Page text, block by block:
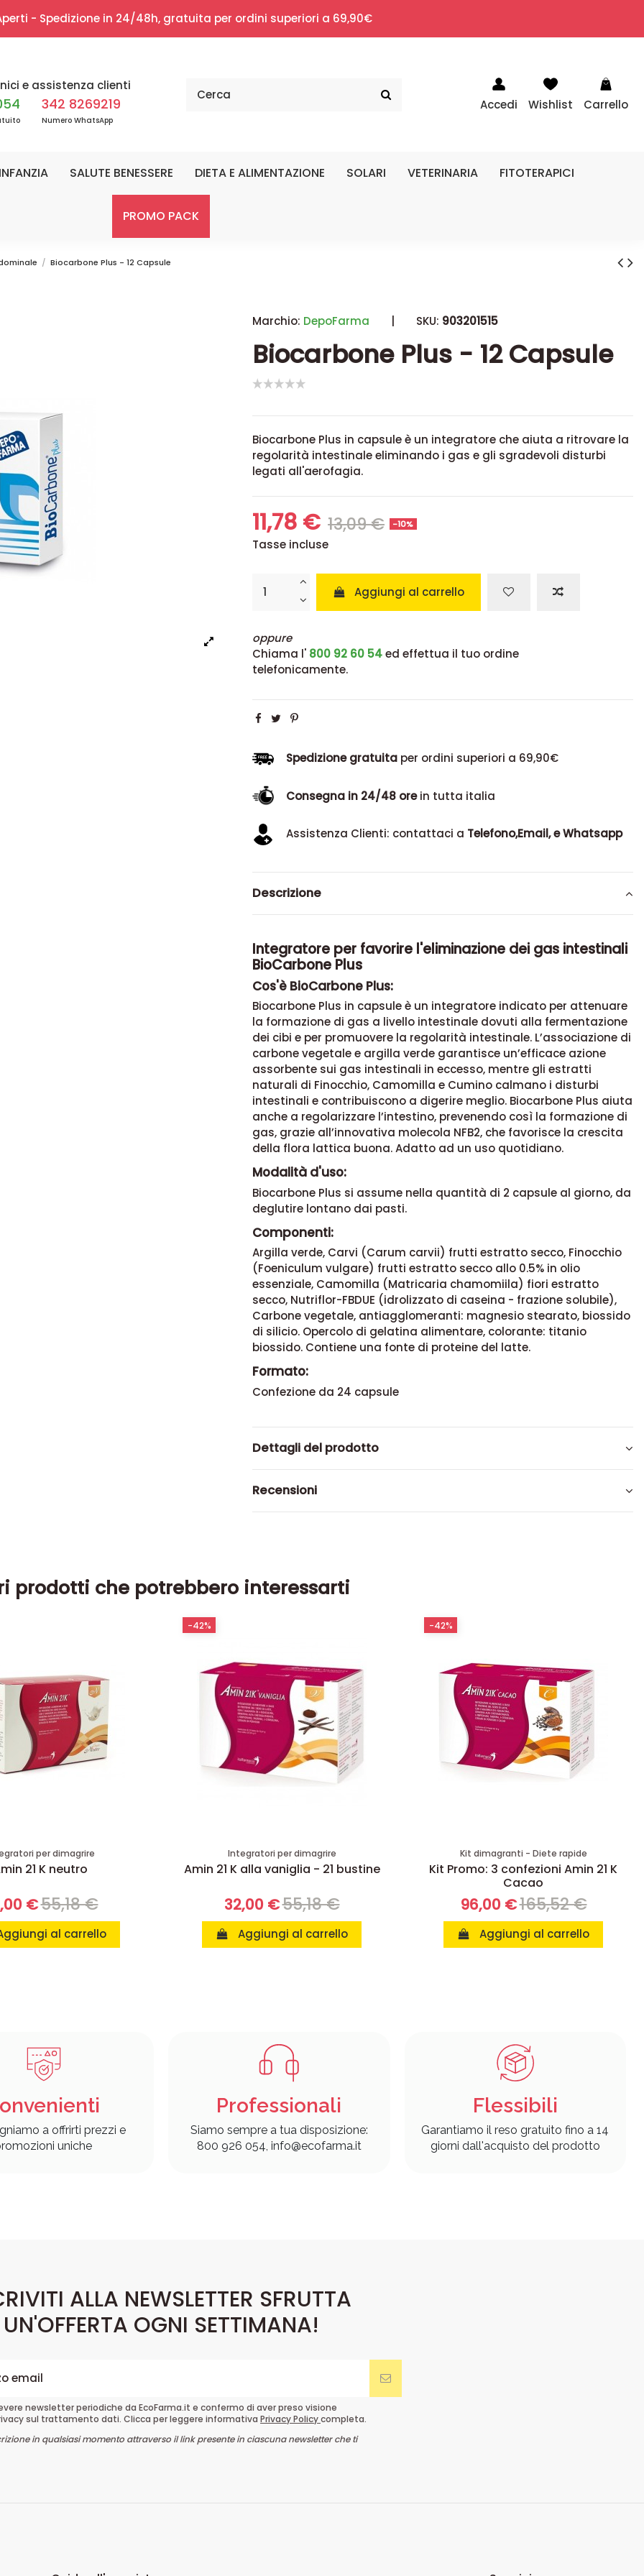
- Spedizione in 24/48h, gratuita per ordini superiori a 69,90€
e assistenza clienti
342 8269219
Numero WhatsApp
Accedi Wishlist Carrello
SALUTE BENESSERE DIETA E ALIMENTAZIONE SOLARI VETERINARIA FITOTERAPICI
PROMO PACK
Biocarbone Plus - 12 Capsule
Marchio: DepoFarma | SKU: 903201515
Biocarbone Plus - 12 Capsule
Biocarbone Plus in capsule è un integratore che aiuta a ritrovare la
regolarità intestinale eliminando i gas e gli sgradevoli disturbi
legati all'aerofagia.
11,78 € 13,09 € -10%
Tasse incluse
Aggiungi al carrello
oppure
Chiama l' 800 92 60 54ed effettua il tuo ordine
telefonicamente.
Spedizione gratuitaper ordini superiori a 69,90€
Consegna in 24/48 orein tutta italia
Assistenza Clienti: contattaci a Telefono,Email, e Whatsapp
Descrizione
Integratore per favorire l'eliminazione dei gas intestinali
BioCarbone Plus
Cos'è BioCarbone Plus:
Biocarbone Plus in capsule è un integratore indicato per attenuare
la formazione di gas a livello intestinale dovuti alla fermentazione
dei cibi e per promuovere la regolarità intestinale. L’associazione di
carbone vegetale e argilla verde garantisce un’efficace azione
assorbente sui gas intestinali in eccesso, mentre gli estratti
naturali di Finocchio, Camomilla e Cumino calmano i disturbi
intestinali e contribuiscono a digerire meglio. Biocarbone Plus aiuta
anche a regolarizzare l’intestino, prevenendo così la formazione di
gas, grazie all’innovativa molecola NFB2, che favorisce la crescita
della flora lattica buona. Adatto ad un uso quotidiano.
Modalità d'uso:
Biocarbone Plus si assume nella quantità di 2 capsule al giorno, da
deglutire lontano dai pasti.
Componenti:
Argilla verde, Carvi (Carum carvii) frutti estratto secco, Finocchio
(Foeniculum vulgare) frutti estratto secco allo 0.5% in olio
essenziale, Camomilla (Matricaria chamomiila) fiori estratto
secco, Nutriflor-FBDUE (idrolizzato di caseina - frazione solubile),
Carbone vegetale, antiagglomeranti: magnesio stearato, biossido
di silicio. Opercolo di gelatina alimentare, colorante: titanio
biossido. Contiene una fonte di proteine del latte.
Formato:
Confezione da 24 capsule
Dettagli del prodotto
Recensioni
prodotti che potrebbero interessarti
per dimagrire
21 K neutro
€55,18 €
al carrello
Integratori per dimagrire
Amin 21 K alla vaniglia - 21 bustine
32,00 €55,18 €
Aggiungi al carrello
-42%
Kit dimagranti - Diete rapide
Kit Promo: 3 confezioni Amin 21 K
Cacao
96,00 €165,52 €
Aggiungi al carrello
-42%
a offrirti prezzi e
uniche
Professionali
Siamo sempre a tua disposizione:
800 926 054, info@ecofarma.it
Flessibili
Garantiamo il reso gratuito fino a 14
giorni dall'acquisto del prodotto
ALLA NEWSLETTER SFRUTTA
UN'OFFERTA OGNI SETTIMANA!
newsletter periodiche da EcoFarma.it e confermo di aver preso visione
sul trattamento dati. Clicca per leggere informativa Privacy Policycompleta.
in qualsiasi momento attraverso il link presente in ciascuna newsletter che ti